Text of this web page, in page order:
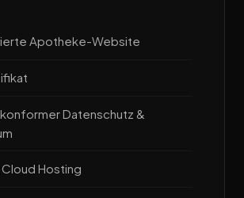
Apotheke-Website
Datenschutz &
Hosting